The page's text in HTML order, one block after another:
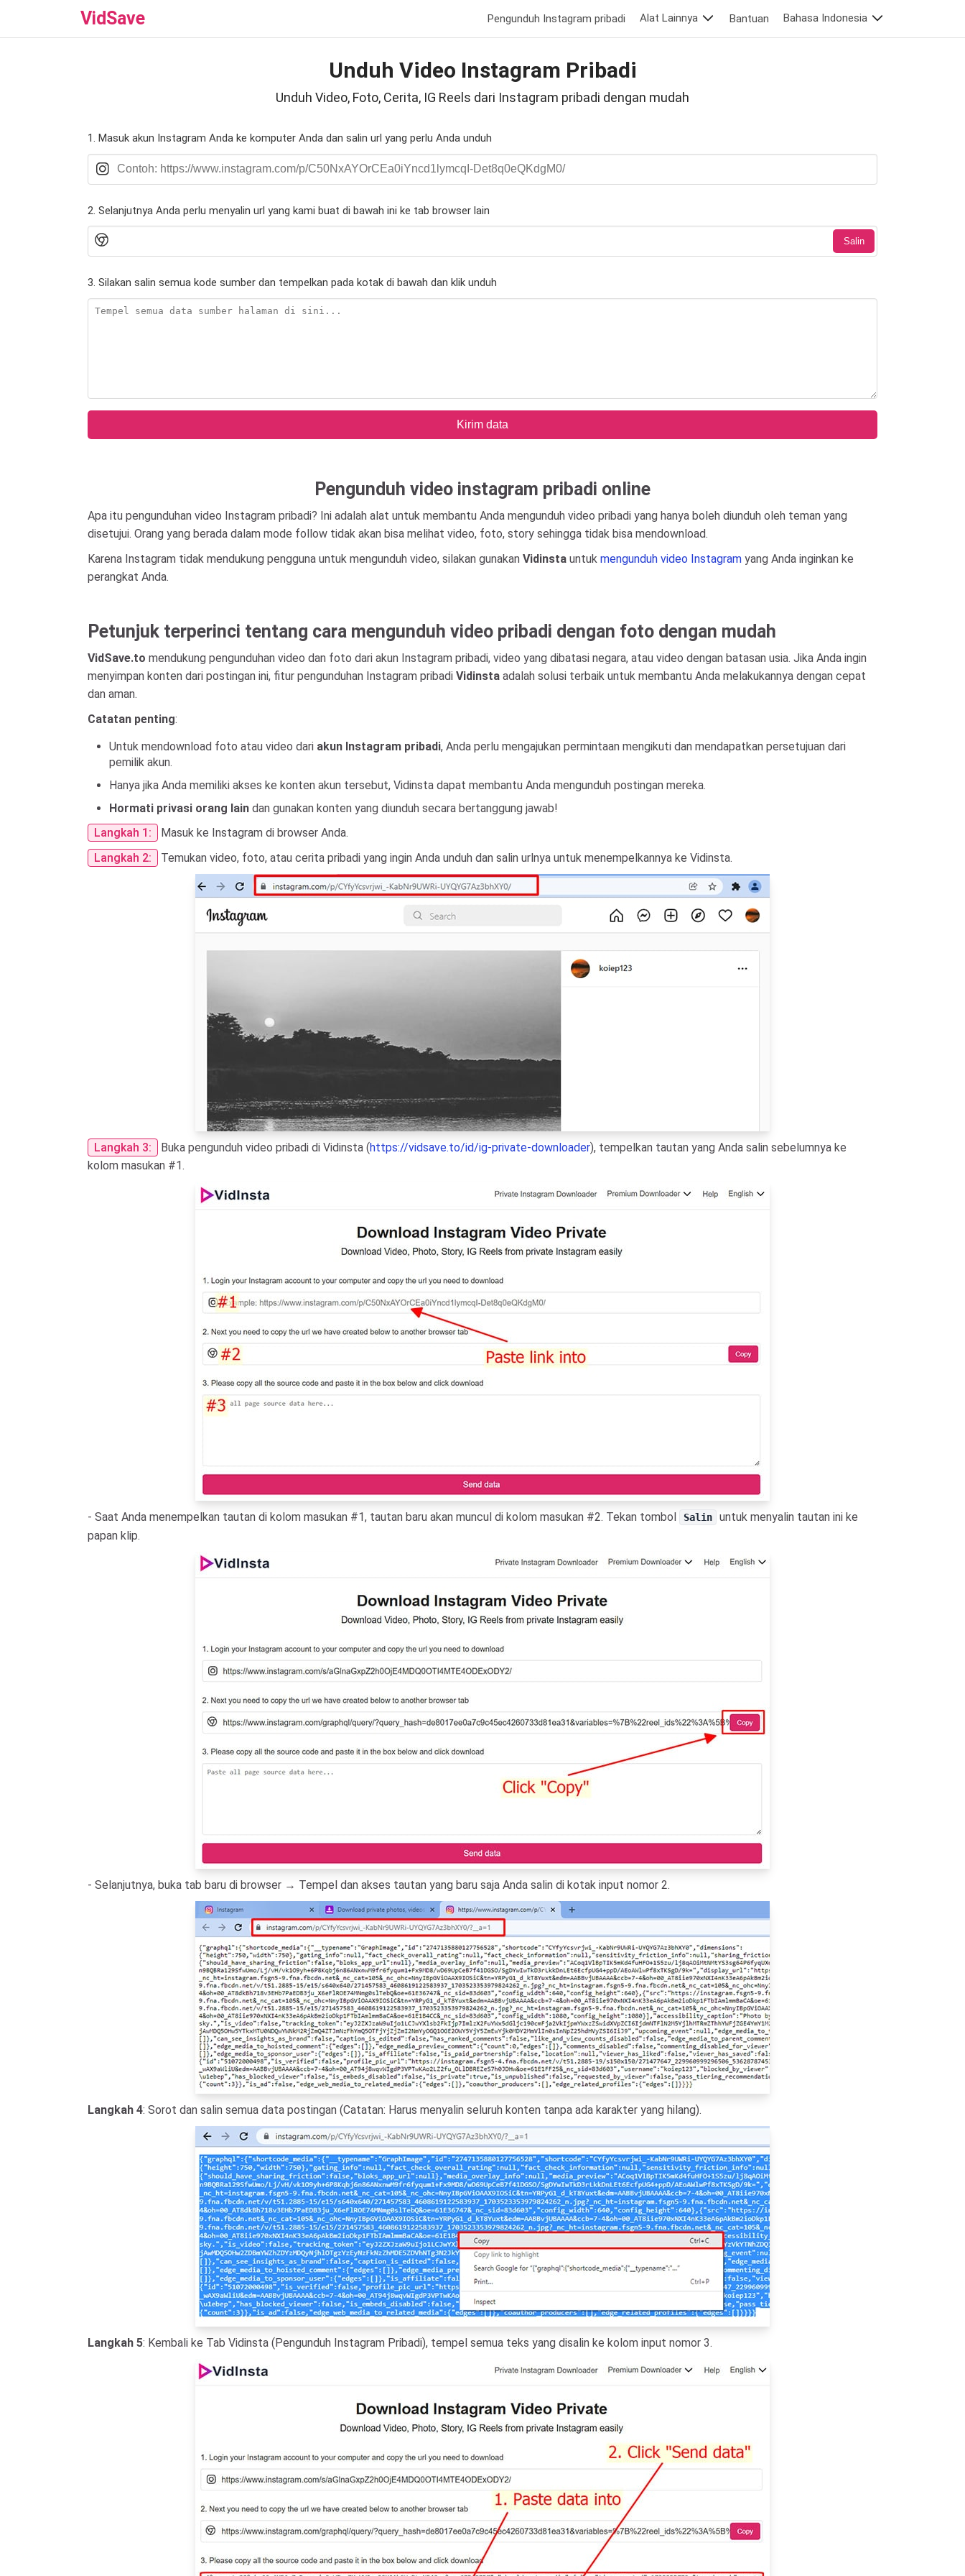
VidSave Pengunduh Instagram pribadi Alat Lainnya Bantuan Bahasa Indonesia
Unduh Video Instagram Pribadi
Unduh Video, Foto, Cerita, IG Reels dari Instagram pribadi dengan mudah
1. Masuk akun Instagram Anda ke komputer Anda dan salin url yang perlu Anda unduh
2. Selanjutnya Anda perlu menyalin url yang kami buat di bawah ini ke tab browser lain
Salin
3. Silakan salin semua kode sumber dan tempelkan pada kotak di bawah dan klik unduh
Kirim data
Pengunduh video instagram pribadi online
Apa itu pengunduhan video Instagram pribadi? Ini adalah alat untuk membantu Anda mengunduh video pribadi yang hanya boleh diunduh oleh teman yang
disetujui. Orang yang berada dalam mode follow tidak akan bisa melihat video, foto, story sehingga tidak bisa mendownload.
Karena Instagram tidak mendukung pengguna untuk mengunduh video, silakan gunakan Vidinsta untuk mengunduh video Instagram yang Anda inginkan ke
perangkat Anda.
Petunjuk terperinci tentang cara mengunduh video pribadi dengan foto dengan mudah
VidSave.to mendukung pengunduhan video dan foto dari akun Instagram pribadi, video yang dibatasi negara, atau video dengan batasan usia. Jika Anda ingin
menyimpan konten dari postingan ini, fitur pengunduhan Instagram pribadi Vidinsta adalah solusi terbaik untuk membantu Anda melakukannya dengan cepat
dan aman.
Catatan penting:
Untuk mendownload foto atau video dari akun Instagram pribadi, Anda perlu mengajukan permintaan mengikuti dan mendapatkan persetujuan dari
pemilik akun.
Hanya jika Anda memiliki akses ke konten akun tersebut, Vidinsta dapat membantu Anda mengunduh postingan mereka.
Hormati privasi orang lain dan gunakan konten yang diunduh secara bertanggung jawab!
Langkah 1:
Masuk ke Instagram di browser Anda.
Langkah 2:
Temukan video, foto, atau cerita pribadi yang ingin Anda unduh dan salin urlnya untuk menempelkannya ke Vidinsta.
Langkah 3: Buka pengunduh video pribadi di Vidinsta (https://vidsave.to/id/ig-private-downloader), tempelkan tautan yang Anda salin sebelumnya ke
kolom masukan #1.
- Saat Anda menempelkan tautan di kolom masukan #1, tautan baru akan muncul di kolom masukan #2. Tekan tombol Salin
untuk menyalin tautan ini ke
papan klip.
- Selanjutnya, buka tab baru di browser → Tempel dan akses tautan yang baru saja Anda salin di kotak input nomor 2.
Langkah 4: Sorot dan salin semua data postingan (Catatan: Harus menyalin seluruh konten tanpa ada karakter yang hilang).
Langkah 5: Kembali ke Tab Vidinsta (Pengunduh Instagram Pribadi), tempel semua teks yang disalin ke kolom input nomor 3.